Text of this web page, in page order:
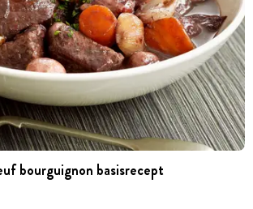
bourguignon basisrecept